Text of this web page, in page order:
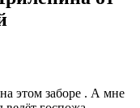
этом заборе . А мне